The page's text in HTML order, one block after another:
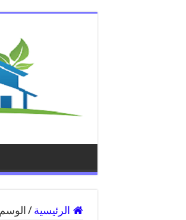
الرئيسية /